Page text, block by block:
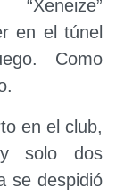
en el túnel
Como
en el club,
solo dos
se despidió